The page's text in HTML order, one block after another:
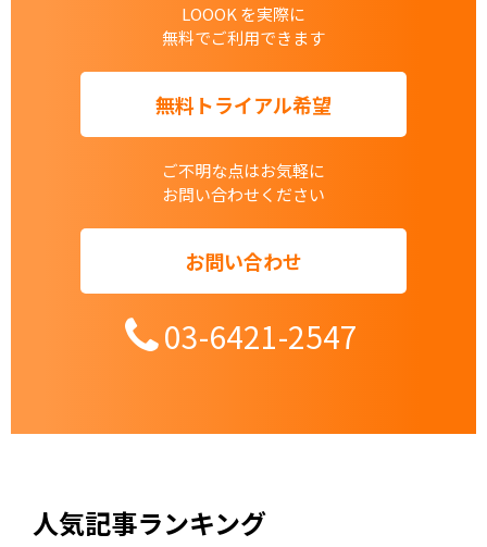
LOOOK を実際に
無料でご利用できます
無料トライアル希望
ご不明な点はお気軽に
お問い合わせください
お問い合わせ
03-6421-2547
人気記事ランキング